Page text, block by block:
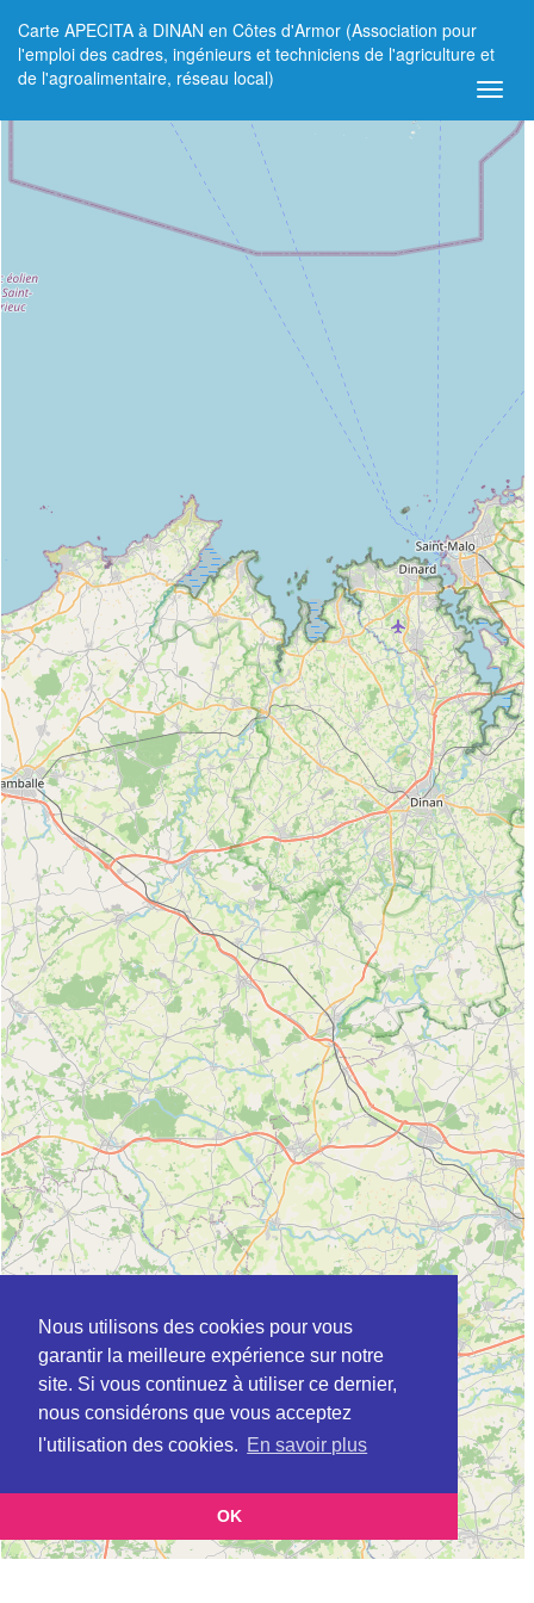
Nous utilisons des cookies pour vous
garantir la meilleure expérience sur notre
site. Si vous continuez à utiliser ce dernier,
nous considérons que vous acceptez
l'utilisation des cookies. En savoir plus
OK
Carte APECITA à DINAN en Côtes d'Armor (Association pour
l'emploi des cadres, ingénieurs et techniciens de l'agriculture et
de l'agroalimentaire, réseau local)
+
−